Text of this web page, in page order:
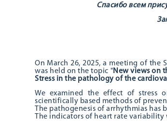
Спасибо всем
On March 26, 2025, a meeting of the
was held on the topic "New views on
Stress in the pathology of the
We examined the effect of stress
scientifically based methods of
The pathogenesis of arrhythmias has
The indicators of heart rate variability